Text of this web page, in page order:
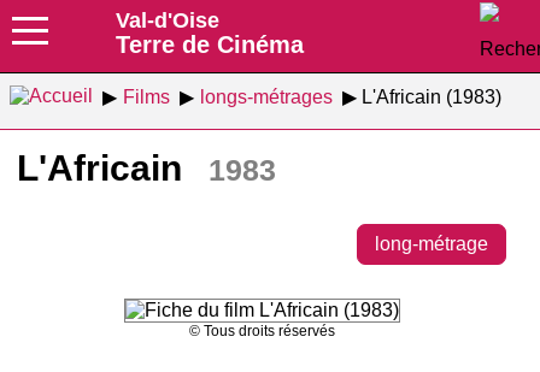
Val-d'Oise
Terre de Cinéma
Films longs-métrages L'Africain (1983)
L'Africain 1983
long-métrage
© Tous droits réservés